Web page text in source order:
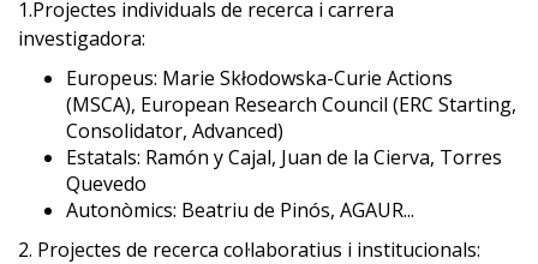
1.Projectes individuals de recerca i carrera
investigadora:
Europeus: Marie Skłodowska-Curie Actions
(MSCA), European Research Council (ERC Starting,
Consolidator, Advanced)
Estatals: Ramón y Cajal, Juan de la Cierva, Torres
Quevedo
Autonòmics: Beatriu de Pinós, AGAUR...
2. Projectes de recerca col·laboratius i institucionals: